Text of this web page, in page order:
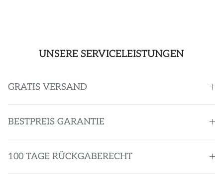
UNSERE SERVICELEISTUNGEN
GRATIS VERSAND
BESTPREIS GARANTIE
100 TAGE RÜCKGABERECHT